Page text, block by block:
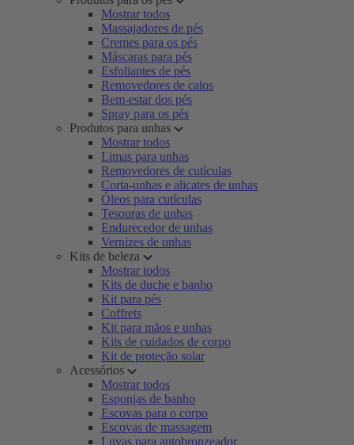
Mostrar todos
Massajadores de pés
Cremes para os pés
Máscaras para pés
Esfoliantes de pés
Removedores de calos
Bem-estar dos pés
Spray para os pés
Produtos para unhas
Mostrar todos
Limas para unhas
Removedores de cutículas
Corta-unhas e alicates de unhas
Óleos para cutículas
Tesouras de unhas
Endurecedor de unhas
Vernizes de unhas
Kits de beleza
Mostrar todos
Kits de duche e banho
Kit para pés
Coffrets
Kit para mãos e unhas
Kits de cuidados de corpo
Kit de proteção solar
Acessórios
Mostrar todos
Esponjas de banho
Escovas para o corpo
Escovas de massagem
Luvas para autobronzeador